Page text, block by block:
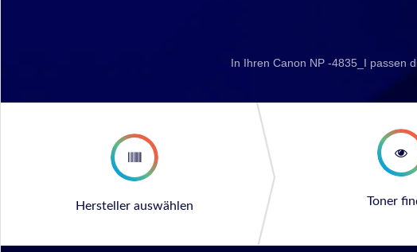
In Ihren Canon NP -4835_I passen
Hersteller auswählen Toner